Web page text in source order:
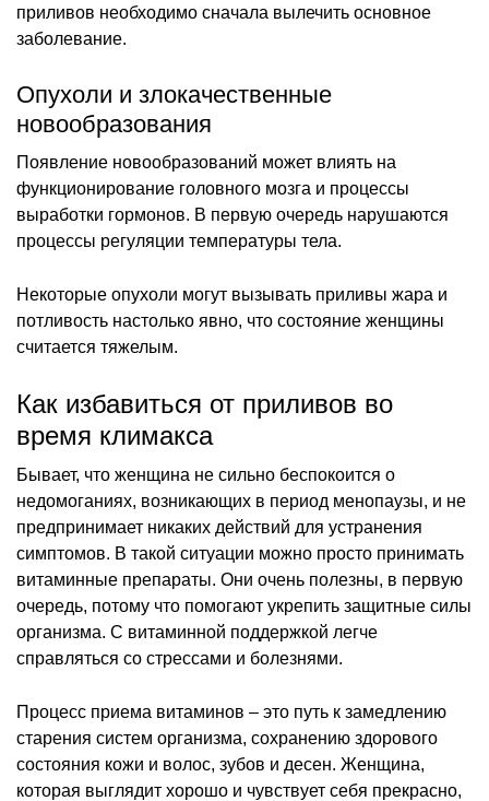
приливов необходимо сначала вылечить основное
заболевание.
Опухоли и злокачественные
новообразования
Появление новообразований может влиять на
функционирование головного мозга и процессы
выработки гормонов. В первую очередь нарушаются
процессы регуляции температуры тела.
Некоторые опухоли могут вызывать приливы жара и
потливость настолько явно, что состояние женщины
считается тяжелым.
Как избавиться от приливов во
время климакса
Бывает, что женщина не сильно беспокоится о
недомоганиях, возникающих в период менопаузы, и не
предпринимает никаких действий для устранения
симптомов. В такой ситуации можно просто принимать
витаминные препараты. Они очень полезны, в первую
очередь, потому что помогают укрепить защитные силы
организма. С витаминной поддержкой легче
справляться со стрессами и болезнями.
Процесс приема витаминов – это путь к замедлению
старения систем организма, сохранению здорового
состояния кожи и волос, зубов и десен. Женщина,
которая выглядит хорошо и чувствует себя прекрасно,